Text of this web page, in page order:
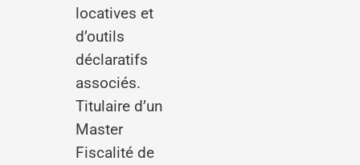
locatives et
d’outils
déclaratifs
associés.
Titulaire d’un
Master
Fiscalité de